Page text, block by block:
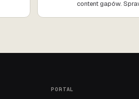
content gapów.
PORTAL